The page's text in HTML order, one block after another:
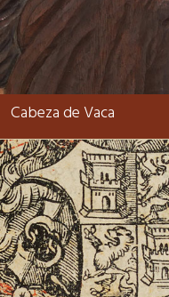
Cabeza de Vaca